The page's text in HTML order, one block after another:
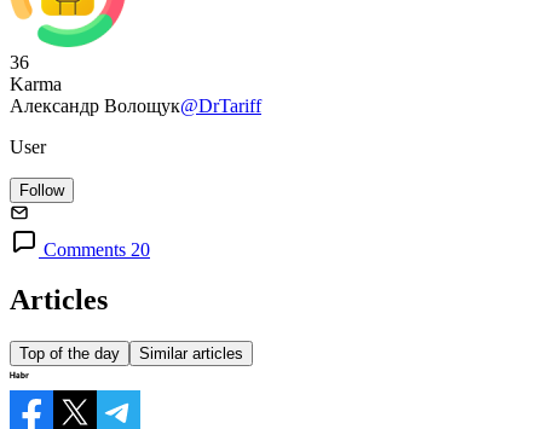
36
Karma
Александр Волощук@DrTariff
User
Follow
Comments 20
Articles
Top of the day Similar articles